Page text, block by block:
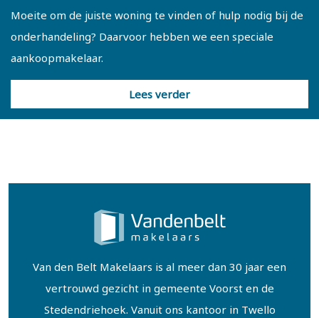
Moeite om de juiste woning te vinden of hulp nodig bij de
onderhandeling? Daarvoor hebben we een speciale
aankoopmakelaar.
Lees verder
Van den Belt Makelaars is al meer dan 30 jaar een
vertrouwd gezicht in gemeente Voorst en de
Stedendriehoek. Vanuit ons kantoor in Twello